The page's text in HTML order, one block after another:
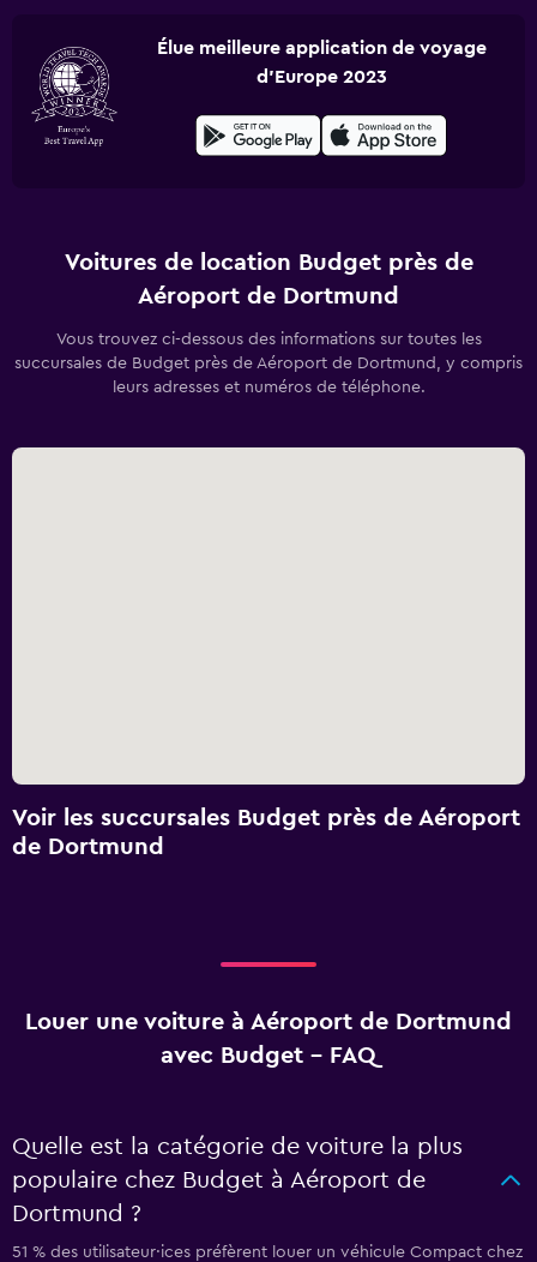
Élue meilleure application de voyage
d'Europe 2023
Voitures de location Budget près de
Aéroport de Dortmund
Vous trouvez ci-dessous des informations sur toutes les
succursales de Budget près de Aéroport de Dortmund, y compris
leurs adresses et numéros de téléphone.
Voir les succursales Budget près de Aéroport
de Dortmund
Louer une voiture à Aéroport de Dortmund
avec Budget - FAQ
Quelle est la catégorie de voiture la plus
populaire chez Budget à Aéroport de
Dortmund ?
51 % des utilisateur·ices préfèrent louer un véhicule Compact chez